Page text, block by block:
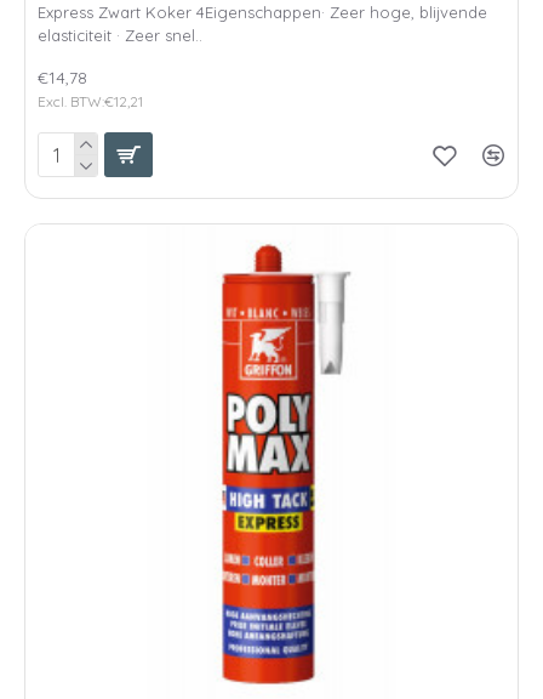
Express Zwart Koker 4Eigenschappen· Zeer hoge, blijvende
elasticiteit · Zeer snel..
€14,78
Excl. BTW:€12,21